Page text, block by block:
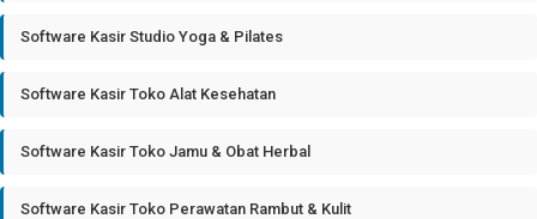
Software Kasir Studio Yoga & Pilates
Software Kasir Toko Alat Kesehatan
Software Kasir Toko Jamu & Obat Herbal
Software Kasir Toko Perawatan Rambut & Kulit